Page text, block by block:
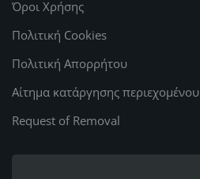
Όροι Χρήσης
Πολιτική Cookies
Πολιτική Απορρήτου
Αίτημα κατάργησης περιεχομένου
Request of Removal